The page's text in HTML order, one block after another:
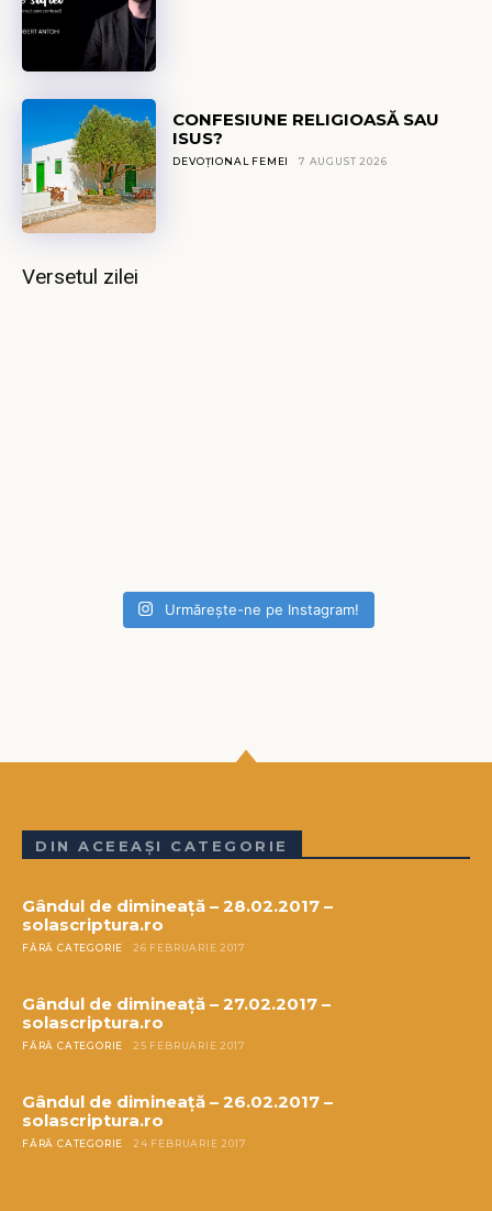
CONFESIUNE RELIGIOASĂ SAU
ISUS?
DEVOȚIONAL FEMEI 7 AUGUST 2026
Versetul zilei
Urmărește-ne pe Instagram!
DIN ACEEAȘI CATEGORIE
Gândul de dimineață – 28.02.2017 –
solascriptura.ro
FĂRĂ CATEGORIE 26 FEBRUARIE 2017
Gândul de dimineață – 27.02.2017 –
solascriptura.ro
FĂRĂ CATEGORIE 25 FEBRUARIE 2017
Gândul de dimineață – 26.02.2017 –
solascriptura.ro
FĂRĂ CATEGORIE 24 FEBRUARIE 2017